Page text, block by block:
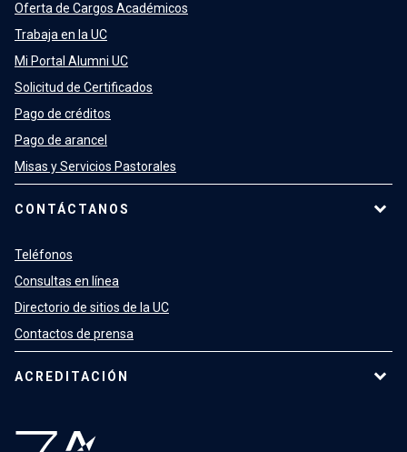
Oferta de Cargos Académicos
Trabaja en la UC
Mi Portal Alumni UC
Solicitud de Certificados
Pago de créditos
Pago de arancel
Misas y Servicios Pastorales
CONTÁCTANOS
Teléfonos
Consultas en línea
Directorio de sitios de la UC
Contactos de prensa
ACREDITACIÓN